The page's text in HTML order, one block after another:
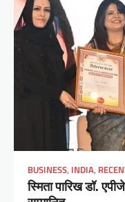
BUSINESS, INDIA,
स्मिता पारिख डॉ.